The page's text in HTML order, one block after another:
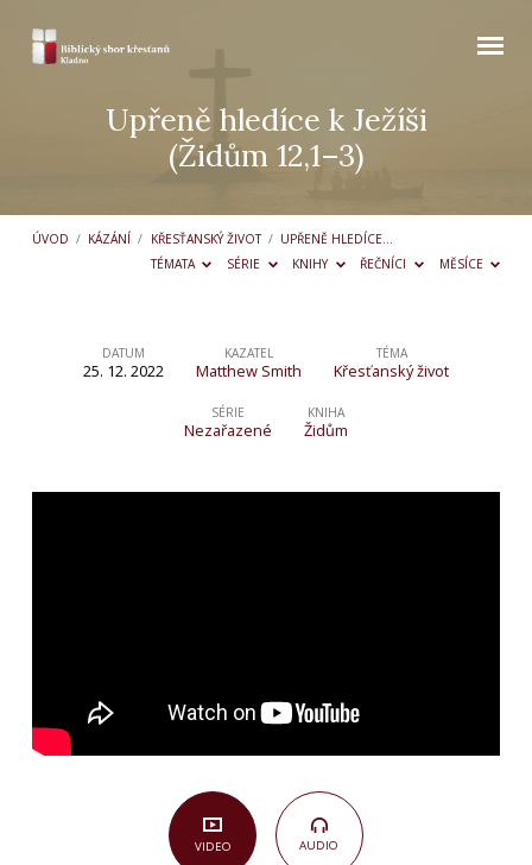
Upřeně hledíce k Ježíši
(Židům 12,1–3)
ÚVOD / KÁZÁNÍ / KŘESŤANSKÝ ŽIVOT / UPŘENĚ HLEDÍCE…
TÉMATA
SÉRIE KNIHY ŘEČNÍCI MĚSÍCE
Upřeně
(Židům
DATUM
25. 12. 2022
KAZATEL
Matthew Smith
TÉMA
Křesťanský život
SÉRIE
Nezařazené
KNIHA
Židům
VIDEO AUDIO